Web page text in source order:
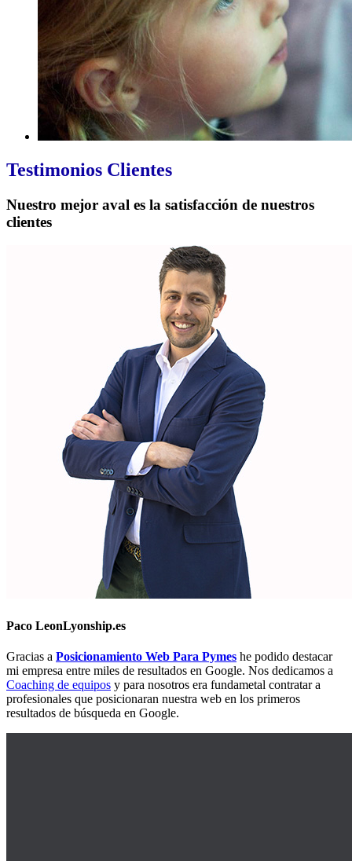
Testimonios Clientes
Nuestro mejor aval es la satisfacción de nuestros
clientes
Paco LeonLyonship.es
Gracias a Posicionamiento Web Para Pymes he podido destacar
mi empresa entre miles de resultados en Google. Nos dedicamos a
Coaching de equipos y para nosotros era fundametal contratar a
profesionales que posicionaran nuestra web en los primeros
resultados de búsqueda en Google.